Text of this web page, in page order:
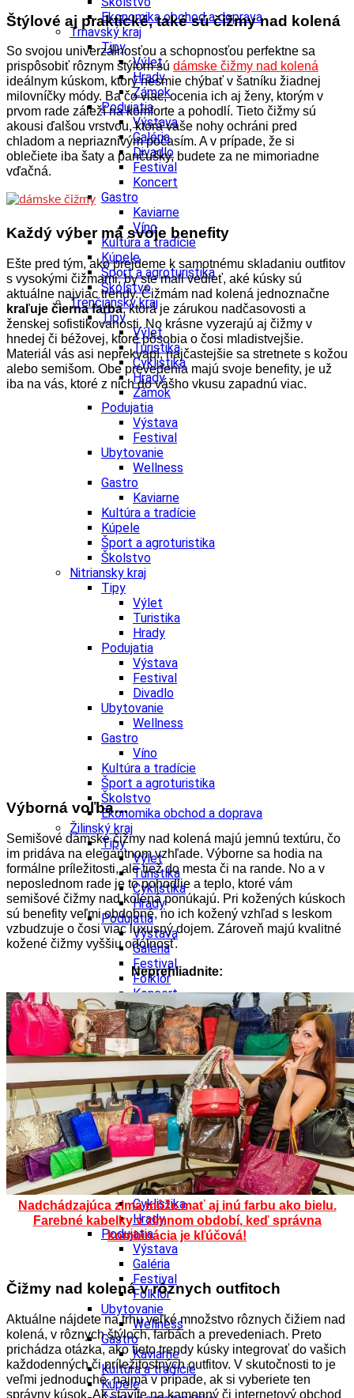
Ekonomika obchod a doprava
Trnavský kraj
Tipy
Výlet
Hrady
Zámok
Podujatia
Výstava
Galéria
Divadlo
Festival
Koncert
Gastro
Kaviarne
Víno
Kultúra a tradície
Kúpele
Šport a agroturistika
Školstvo
Trenčiansky kraj
Tipy
Výlet
Turistika
Cyklistika
Hrady
Zámok
Podujatia
Výstava
Festival
Ubytovanie
Wellness
Gastro
Kaviarne
Kultúra a tradície
Kúpele
Šport a agroturistika
Školstvo
Nitriansky kraj
Tipy
Výlet
Turistika
Hrady
Podujatia
Výstava
Festival
Divadlo
Ubytovanie
Wellness
Gastro
Víno
Kultúra a tradície
Šport a agroturistika
Školstvo
Ekonomika obchod a doprava
Žilinský kraj
Tipy
Výlet
Turistika
Cyklistika
Hrady
Podujatia
Výstava
Galéria
Festival
Folklór
Koncert
Ubytovanie
Pobyty
Wellness
Gastro
Kultúra a tradície
Kúpele
Šport a agroturistika
Školstvo
Ekonomika obchod a doprava
Banskobystrický kraj
Tipy
Výlet
Turistika
Cyklistika
Hrady
Podujatia
Výstava
Galéria
Festival
Folklór
Ubytovanie
Wellness
Gastro
Kaviarne
Kultúra a tradície
Kúpele
Štýlové aj praktické, také sú čižmy nad kolená
So svojou univerzálnosťou a schopnosťou perfektne sa
prispôsobiť rôznym štýlom sú dámske čižmy nad kolená
ideálnym kúskom, ktorý nesmie chýbať v šatníku žiadnej
milovníčky módy. Ba čo viac, ocenia ich aj ženy, ktorým v
prvom rade záleží na komforte a pohodlí. Tieto čižmy sú
akousi ďalšou vrstvou, ktorá vaše nohy ochráni pred
chladom a nepriaznivým počasím. A v prípade, že si
oblečiete iba šaty a pančušky, budete za ne mimoriadne
vďačná.
Každý výber má svoje benefity
Ešte pred tým, ako prejdeme k samotnému skladaniu outfitov
s vysokými čižmami, by ste mali vedieť, aké kúsky sú
aktuálne najviac trendy. Čižmám nad kolená jednoznačne
kraľuje čierna farba, ktorá je zárukou nadčasovosti a
ženskej sofistikovanosti. No krásne vyzerajú aj čižmy v
hnedej či béžovej, ktoré pôsobia o čosi mladistvejšie.
Materiál vás asi neprekvapí, najčastejšie sa stretnete s kožou
alebo semišom. Obe prevedenia majú svoje benefity, je už
iba na vás, ktoré z nich do vášho vkusu zapadnú viac.
Výborná voľba…
Semišové dámske čižmy nad kolená majú jemnú textúru, čo
im pridáva na elegantnom vzhľade. Výborne sa hodia na
formálne príležitosti, ale tiež do mesta či na rande. No a v
neposlednom rade je to pohodlie a teplo, ktoré vám
semišové čižmy nad kolená ponúkajú. Pri kožených kúskoch
sú benefity veľmi obdobné, no ich kožený vzhľad s leskom
vzbudzuje o čosi viac luxusný dojem. Zároveň majú kvalitné
kožené čižmy vyššiu odolnosť.
Neprehliadnite:
Nadchádzajúca zima môže mať aj inú farbu ako bielu.
Farebné kabelky v zimnom období, keď správna
kombinácia je kľúčová!
Čižmy nad kolená v rôznych outfitoch
Aktuálne nájdete na trhu veľké množstvo rôznych čižiem nad
kolená, v rôznych štýloch, farbách a prevedeniach. Preto
prichádza otázka, ako tieto trendy kúsky integrovať do vašich
každodenných či príležitostných outfitov. V skutočnosti to je
veľmi jednoduché, najmä v prípade, ak si vyberiete ten
správny kúsok. Ak stavíte na kamenný či internetový obchod